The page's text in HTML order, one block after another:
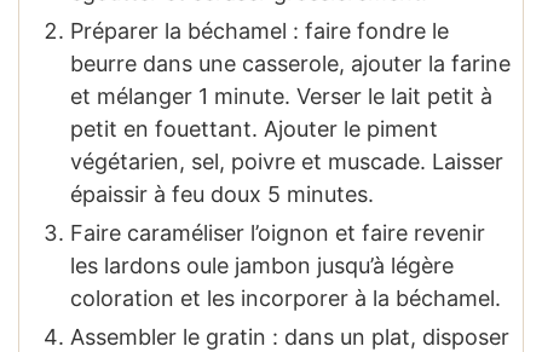
Préparer la béchamel : faire fondre le
beurre dans une casserole, ajouter la farine
et mélanger 1 minute. Verser le lait petit à
petit en fouettant. Ajouter le piment
végétarien, sel, poivre et muscade. Laisser
épaissir à feu doux 5 minutes.
Faire caraméliser l’oignon et faire revenir
les lardons oule jambon jusqu’à légère
coloration et les incorporer à la béchamel.
Assembler le gratin : dans un plat, disposer